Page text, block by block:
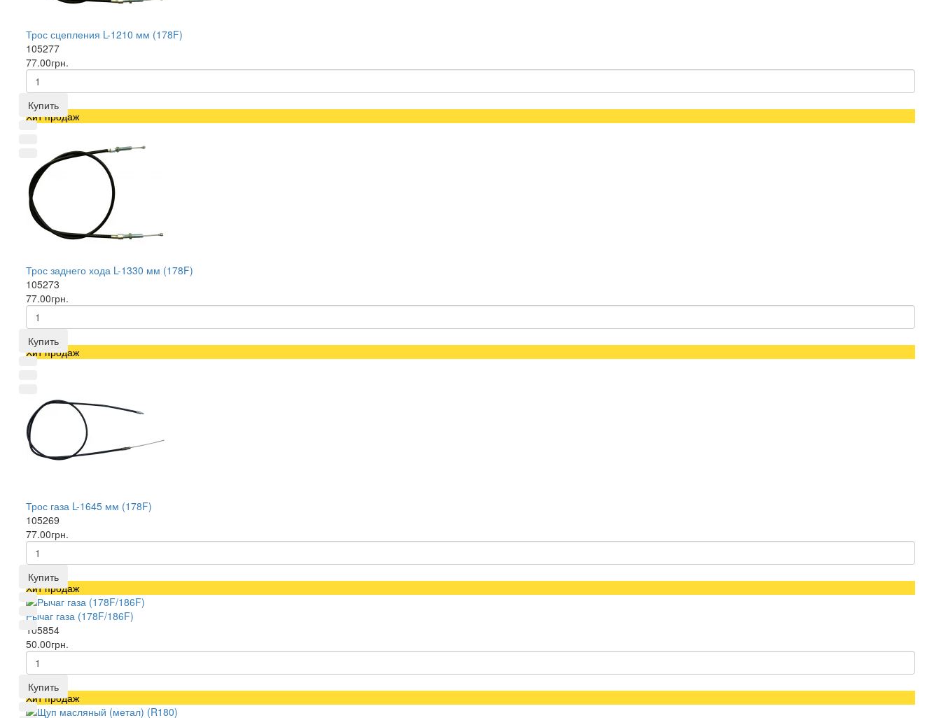
Трос сцепления L-1210 мм (178F)
105277
77.00грн.
Купить
Хит продаж
Трос заднего хода L-1330 мм (178F)
105273
77.00грн.
Купить
Хит продаж
Трос газа L-1645 мм (178F)
105269
77.00грн.
Купить
Хит продаж
Рычаг газа (178F/186F)
105854
50.00грн.
Купить
Хит продаж